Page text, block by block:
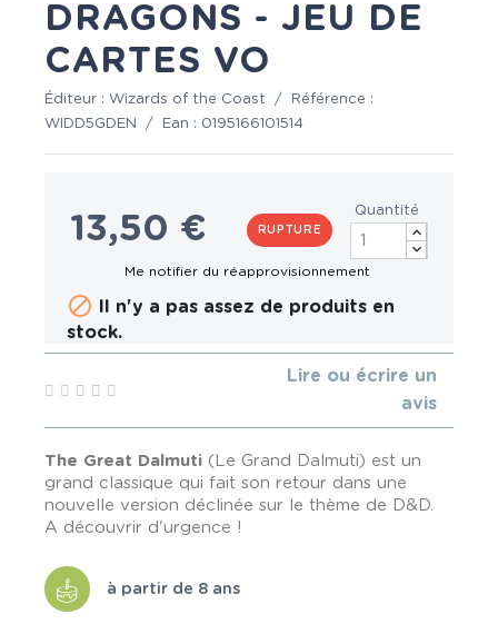
DRAGONS - JEU DE
CARTES VO
Éditeur : Wizards of the Coast /
Référence :
WIDD5GDEN
/ Ean : 0195166101514
13,50 € RUPTURE
Quantité
 Il n'y a pas assez de produits en
stock.
Lire ou écrire un
avis
The Great Dalmuti (Le Grand Dalmuti) est un
grand classique qui fait son retour dans une
nouvelle version déclinée sur le thème de D&D.
A découvrir d'urgence !
à partir de 8 ans